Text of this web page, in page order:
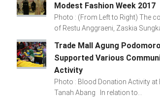
Modest Fashion Week 2017
Photo : (From Left to Right) The
of Restu Anggraeni, Zaskia
Trade Mall Agung Podomoro
Supported Various
Activity
Photo : Blood Donation Activity at
Tanah Abang In relation to...